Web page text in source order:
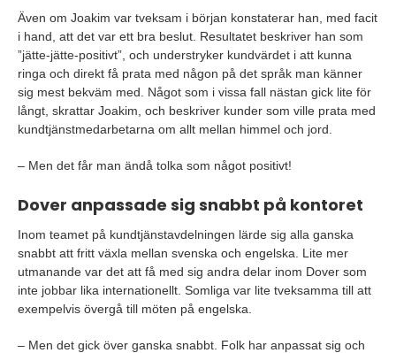
Även om Joakim var tveksam i början konstaterar han, med facit
i hand, att det var ett bra beslut. Resultatet beskriver han som
”jätte-jätte-positivt”, och understryker kundvärdet i att kunna
ringa och direkt få prata med någon på det språk man känner
sig mest bekväm med. Något som i vissa fall nästan gick lite för
långt, skrattar Joakim, och beskriver kunder som ville prata med
kundtjänstmedarbetarna om allt mellan himmel och jord.
– Men det får man ändå tolka som något positivt!
Dover anpassade sig snabbt på kontoret
Inom teamet på kundtjänstavdelningen lärde sig alla ganska
snabbt att fritt växla mellan svenska och engelska. Lite mer
utmanande var det att få med sig andra delar inom Dover som
inte jobbar lika internationellt. Somliga var lite tveksamma till att
exempelvis övergå till möten på engelska.
– Men det gick över ganska snabbt. Folk har anpassat sig och